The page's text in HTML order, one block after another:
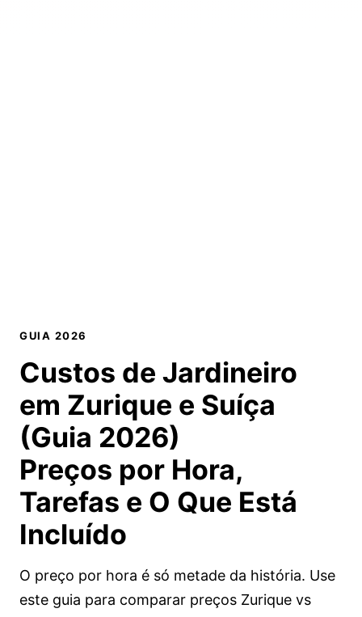
GUIA 2026
Custos de Jardineiro
em Zurique e Suíça
(Guia 2026)
Preços por Hora,
Tarefas e O Que Está
Incluído
O preço por hora é só metade da história. Use
este guia para comparar preços Zurique vs